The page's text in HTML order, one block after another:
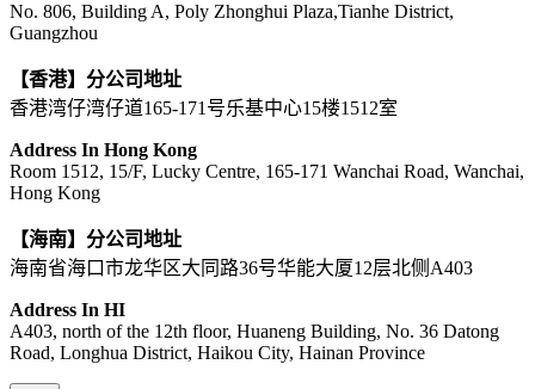
No. 806, Building A, Poly Zhonghui Plaza,Tianhe District,
Guangzhou
【香港】分公司地址
香港湾仔湾仔道165-171号乐基中心15楼1512室
Address In Hong Kong
Room 1512, 15/F, Lucky Centre, 165-171 Wanchai Road, Wanchai,
Hong Kong
【海南】分公司地址
海南省海口市龙华区大同路36号华能大厦12层北侧A403
Address In HI
A403, north of the 12th floor, Huaneng Building, No. 36 Datong
Road, Longhua District, Haikou City, Hainan Province